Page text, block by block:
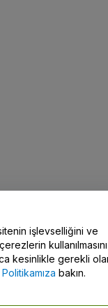
işlevselliğini ve
kullanılmasını
kesinlikle gerekli
bakın.